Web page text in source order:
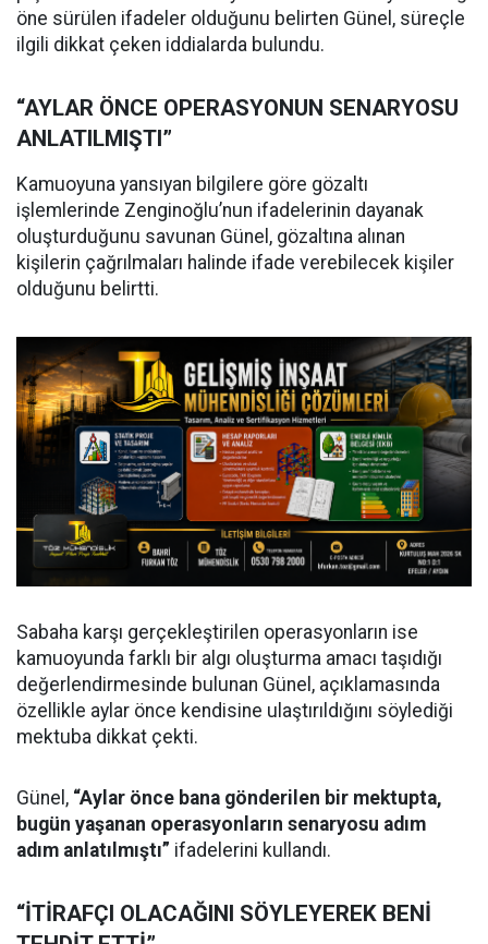
öne sürülen ifadeler olduğunu belirten Günel, süreçle
ilgili dikkat çeken iddialarda bulundu.
“AYLAR ÖNCE OPERASYONUN SENARYOSU
ANLATILMIŞTI”
Kamuoyuna yansıyan bilgilere göre gözaltı
işlemlerinde Zenginoğlu’nun ifadelerinin dayanak
oluşturduğunu savunan Günel, gözaltına alınan
kişilerin çağrılmaları halinde ifade verebilecek kişiler
olduğunu belirtti.
Sabaha karşı gerçekleştirilen operasyonların ise
kamuoyunda farklı bir algı oluşturma amacı taşıdığı
değerlendirmesinde bulunan Günel, açıklamasında
özellikle aylar önce kendisine ulaştırıldığını söylediği
mektuba dikkat çekti.
Günel, “Aylar önce bana gönderilen bir mektupta,
bugün yaşanan operasyonların senaryosu adım
adım anlatılmıştı” ifadelerini kullandı.
“İTİRAFÇI OLACAĞINI SÖYLEYEREK BENİ